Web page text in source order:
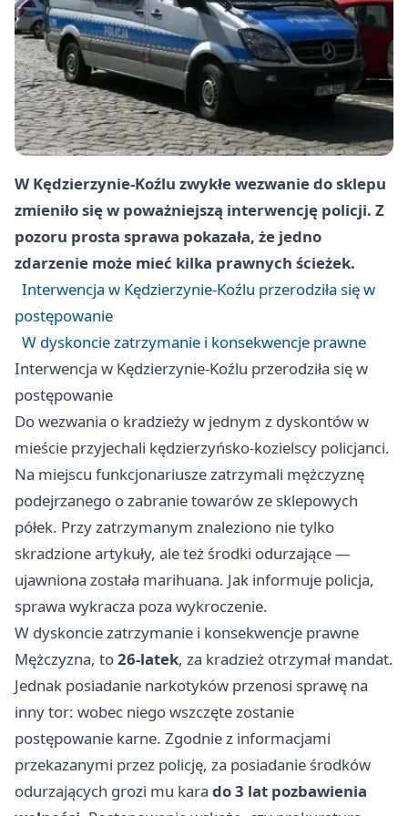
W Kędzierzynie-Koźlu zwykłe wezwanie do sklepu
zmieniło się w poważniejszą interwencję policji. Z
pozoru prosta sprawa pokazała, że jedno
zdarzenie może mieć kilka prawnych ścieżek.
Interwencja w Kędzierzynie-Koźlu przerodziła się w
postępowanie
W dyskoncie zatrzymanie i konsekwencje prawne
Interwencja w Kędzierzynie-Koźlu przerodziła się w
postępowanie
Do wezwania o kradzieży w jednym z dyskontów w
mieście przyjechali kędzierzyńsko-kozielscy policjanci.
Na miejscu funkcjonariusze zatrzymali mężczyznę
podejrzanego o zabranie towarów ze sklepowych
półek. Przy zatrzymanym znaleziono nie tylko
skradzione artykuły, ale też środki odurzające —
ujawniona została marihuana. Jak informuje policja,
sprawa wykracza poza wykroczenie.
W dyskoncie zatrzymanie i konsekwencje prawne
Mężczyzna, to26-latek, za kradzież otrzymał mandat.
Jednak posiadanie narkotyków przenosi sprawę na
inny tor: wobec niego wszczęte zostanie
postępowanie karne. Zgodnie z informacjami
przekazanymi przez policję, za posiadanie środków
odurzających grozi mu kara do 3 lat pozbawienia